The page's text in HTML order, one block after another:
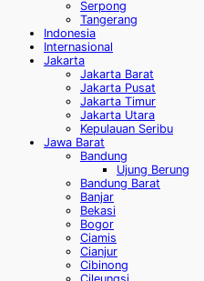
Serpong
Tangerang
Indonesia
Internasional
Jakarta
Jakarta Barat
Jakarta Pusat
Jakarta Timur
Jakarta Utara
Kepulauan Seribu
Jawa Barat
Bandung
Ujung Berung
Bandung Barat
Banjar
Bekasi
Bogor
Ciamis
Cianjur
Cibinong